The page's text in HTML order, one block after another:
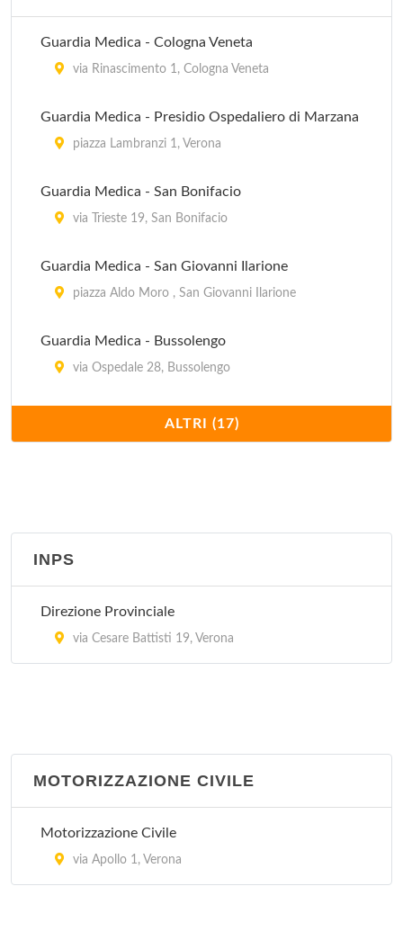
Guardia Medica - Cologna Veneta
via Rinascimento 1, Cologna Veneta
Guardia Medica - Presidio Ospedaliero di Marzana
piazza Lambranzi 1, Verona
Guardia Medica - San Bonifacio
via Trieste 19, San Bonifacio
Guardia Medica - San Giovanni Ilarione
piazza Aldo Moro , San Giovanni Ilarione
Guardia Medica - Bussolengo
via Ospedale 28, Bussolengo
Guardia Medica - Caprino Veronese
via Cappuccini 2, Caprino Veronese
Guardia Medica - Isola Della Scala
Guardia Medica - Malcesine
via Dalla Chiesa , Malcesine
Guardia Medica - Pescantina
ALTRI (17)
INPS
Direzione Provinciale
via Cesare Battisti 19, Verona
MOTORIZZAZIONE CIVILE
Motorizzazione Civile
via Apollo 1, Verona